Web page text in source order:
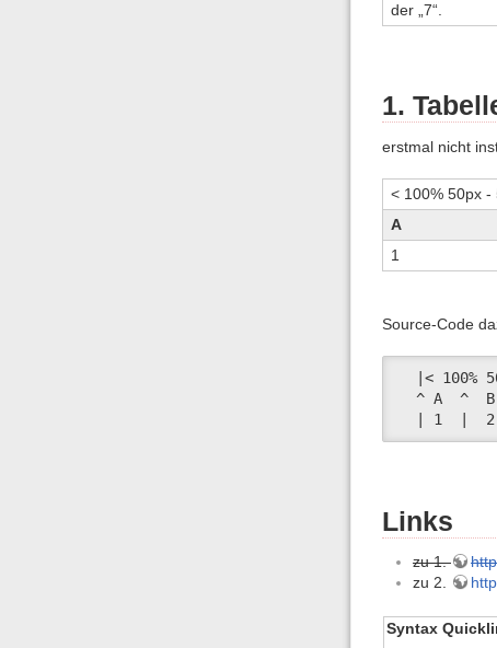
der „7“.
1.
erstmal nicht
< 100% 50px -
A
1
Source-Code
|< 100%
^ A  ^
| 1  |  2
Links
zu 1.
zu 2.
Syntax